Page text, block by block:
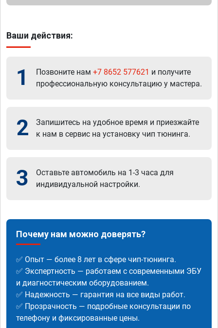
Ваши действия:
1 Позвоните нам +7 8652 577621 и получите
профессиональную консультацию у мастера.
2
Запишитесь на удобное время и приезжайте
к нам в сервис на установку чип тюнинга.
3
Оставьте автомобиль на 1-3 часа для
индивидуальной настройки.
Почему нам можно доверять?
✅ Опыт — более 8 лет в сфере чип-тюнинга.
✅ Экспертность — работаем с современными ЭБУ
и диагностическим оборудованием.
✅ Надежность — гарантия на все виды работ.
✅ Прозрачность — подробные консультации по
телефону и фиксированные цены.